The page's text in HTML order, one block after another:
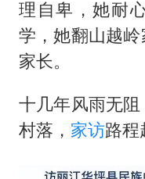
理自卑，她耐
学，她翻山越
家长。
十几年风雨无
村落， 家访路程